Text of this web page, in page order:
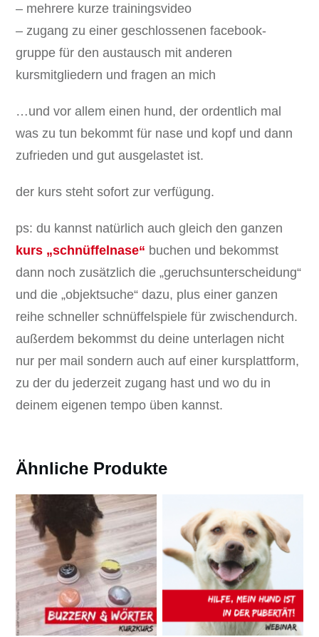
– mehrere kurze trainingsvideo
– zugang zu einer geschlossenen facebook-
gruppe für den austausch mit anderen
kursmitgliedern und fragen an mich
…und vor allem einen hund, der ordentlich mal
was zu tun bekommt für nase und kopf und dann
zufrieden und gut ausgelastet ist.
der kurs steht sofort zur verfügung.
ps: du kannst natürlich auch gleich den ganzen
kurs „schnüffelnase“ buchen und bekommst
dann noch zusätzlich die „geruchsunterscheidung“
und die „objektsuche“ dazu, plus einer ganzen
reihe schneller schnüffelspiele für zwischendurch.
außerdem bekommst du deine unterlagen nicht
nur per mail sondern auch auf einer kursplattform,
zu der du jederzeit zugang hast und wo du in
deinem eigenen tempo üben kannst.
Ähnliche Produkte